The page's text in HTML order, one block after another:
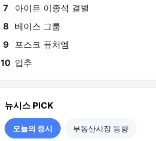
7 아이유 이종석 결별
8 베이스 그룹
9 포스코 퓨처엠
10 입추
뉴시스 PICK
오늘의 증시 부동산시장 동향